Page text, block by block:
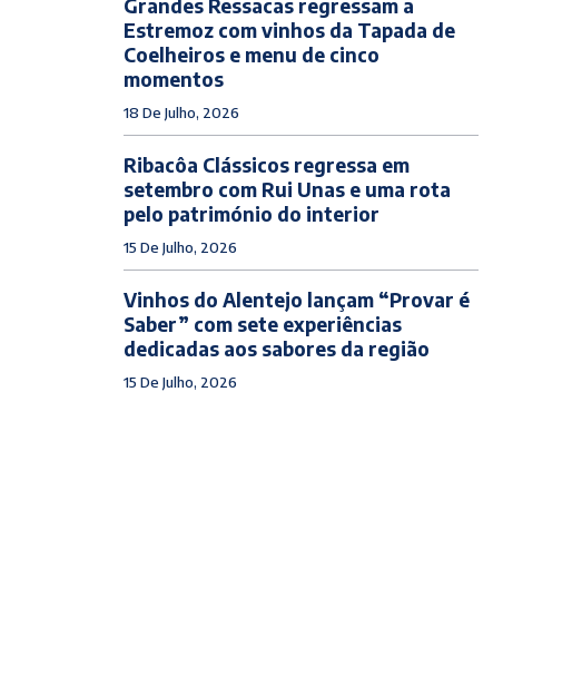
Grandes Ressacas regressam a
Estremoz com vinhos da Tapada de
Coelheiros e menu de cinco
momentos
18 De Julho, 2026
Ribacôa Clássicos regressa em
setembro com Rui Unas e uma rota
pelo património do interior
15 De Julho, 2026
Vinhos do Alentejo lançam “Provar é
Saber” com sete experiências
dedicadas aos sabores da região
15 De Julho, 2026